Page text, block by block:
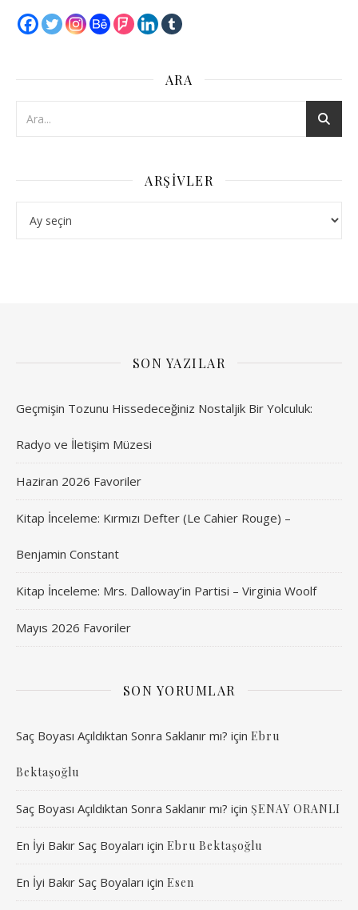
ARA
ARŞIVLER
SON YAZILAR
Geçmişin Tozunu Hissedeceğiniz Nostaljik Bir Yolculuk:
Radyo ve İletişim Müzesi
Haziran 2026 Favoriler
Kitap İnceleme: Kırmızı Defter (Le Cahier Rouge) –
Benjamin Constant
Kitap İnceleme: Mrs. Dalloway’in Partisi – Virginia Woolf
Mayıs 2026 Favoriler
SON YORUMLAR
Saç Boyası Açıldıktan Sonra Saklanır mı? için Ebru
Bektaşoğlu
Saç Boyası Açıldıktan Sonra Saklanır mı? için ŞENAY ORANLI
En İyi Bakır Saç Boyaları için Ebru Bektaşoğlu
En İyi Bakır Saç Boyaları için Esen